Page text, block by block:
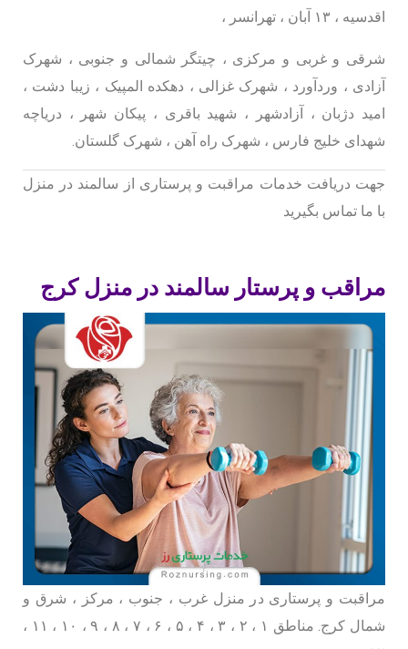
اقدسیه ، ۱۳ آبان ، تهرانسر ،
شرقی و غربی و مرکزی ، چیتگر شمالی و جنوبی ، شهرک
آزادی ، وردآورد ، شهرک غزالی ، دهکده المپیک ، زیبا دشت ،
امید دژبان ، آزادشهر ، شهید باقری ، پیکان شهر ، دریاچه
شهدای خلیج فارس ، شهرک راه آهن ، شهرک گلستان.
جهت دریافت خدمات مراقبت و پرستاری از سالمند در منزل
با ما تماس بگیرید
مراقب و پرستار سالمند در منزل کرج
مراقبت و پرستاری در منزل غرب ، جنوب ، مرکز ، شرق و
شمال کرج. مناطق ۱ ، ۲ ، ۳ ، ۴ ، ۵ ، ۶ ، ۷ ، ۸ ، ۹ ، ۱۰ ، ۱۱ ،